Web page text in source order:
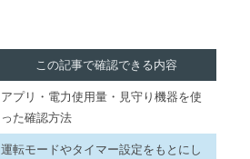
この記事で確認できる内容
アプリ・電力使用量・見守り機器を使
った確認方法
運転モードやタイマー設定をもとにし